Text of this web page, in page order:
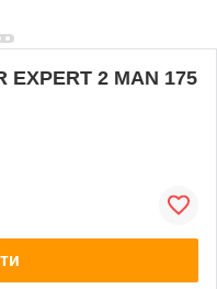
EXPERT 2 MAN 175